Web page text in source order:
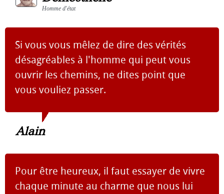
Homme d'état
Si vous vous mêlez de dire des vérités
désagréables à l'homme qui peut vous
ouvrir les chemins, ne dites point que
vous vouliez passer.
Alain
Pour être heureux, il faut essayer de vivre
chaque minute au charme que nous lui